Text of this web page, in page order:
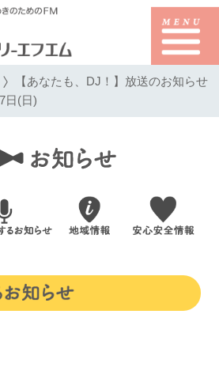
【あなたも、DJ！】放送のお知らせ
日(日)